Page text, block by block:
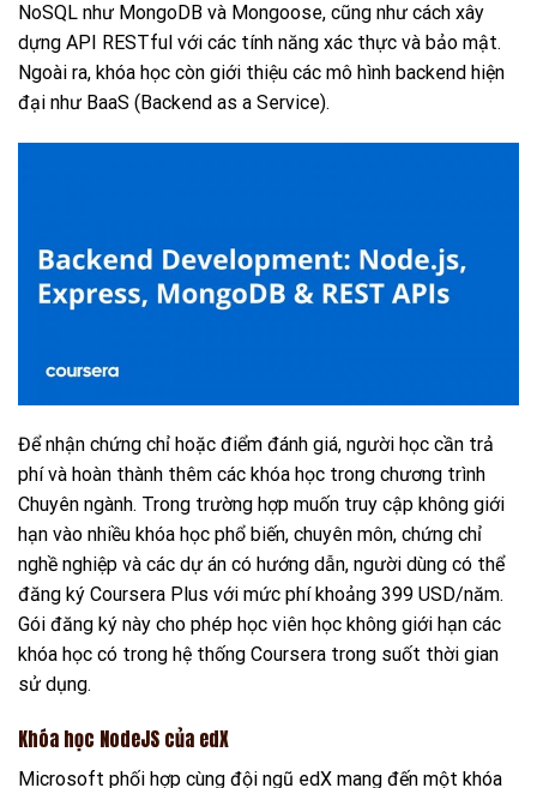
NoSQL như MongoDB và Mongoose, cũng như cách xây
dựng API RESTful với các tính năng xác thực và bảo mật.
Ngoài ra, khóa học còn giới thiệu các mô hình backend hiện
đại như BaaS (Backend as a Service).
Để nhận chứng chỉ hoặc điểm đánh giá, người học cần trả
phí và hoàn thành thêm các khóa học trong chương trình
Chuyên ngành. Trong trường hợp muốn truy cập không giới
hạn vào nhiều khóa học phổ biến, chuyên môn, chứng chỉ
nghề nghiệp và các dự án có hướng dẫn, người dùng có thể
đăng ký Coursera Plus với mức phí khoảng 399 USD/năm.
Gói đăng ký này cho phép học viên học không giới hạn các
khóa học có trong hệ thống Coursera trong suốt thời gian
sử dụng.
Khóa học NodeJS của edX
Microsoft phối hợp cùng đội ngũ edX mang đến một khóa